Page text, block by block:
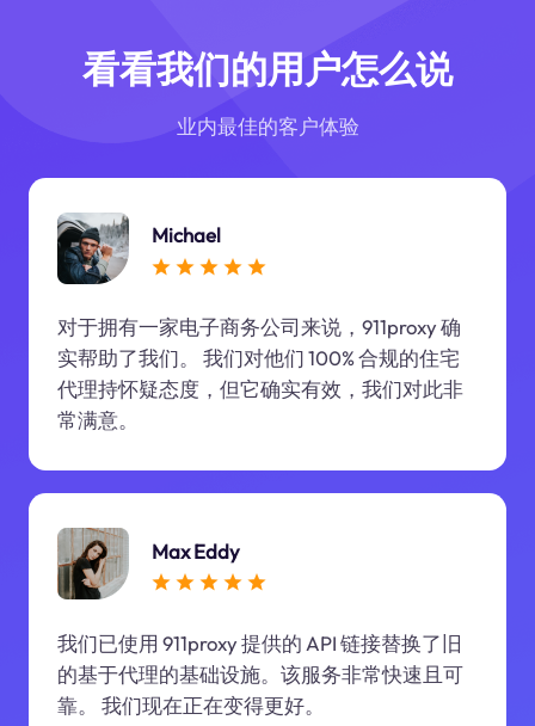
看看我们的用户怎么说
业内最佳的客户体验
Michael
对于拥有一家电子商务公司来说，911proxy 确
实帮助了我们。 我们对他们 100% 合规的住宅
代理持怀疑态度，但它确实有效，我们对此非
常满意。
Max Eddy
我们已使用 911proxy 提供的 API 链接替换了旧
的基于代理的基础设施。该服务非常快速且可
靠。 我们现在正在变得更好。